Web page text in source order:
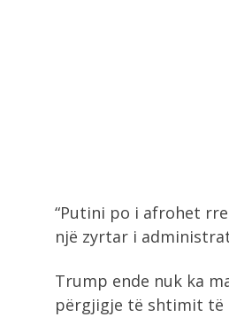
“Putini po i afrohet
një zyrtar i
Trump ende nuk ka
përgjigje të shtimit të